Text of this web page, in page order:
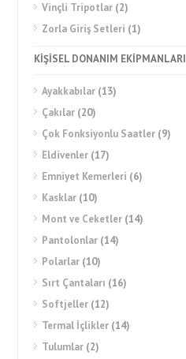
Vinçli Tripotlar (2)
Zorla Giriş Setleri (1)
KİŞİSEL DONANIM EKİPMANLARI
Ayakkabılar (13)
Çakılar (20)
Çok Fonksiyonlu Saatler (9)
Eldivenler (17)
Emniyet Kemerleri (6)
Kasklar (10)
Mont ve Ceketler (14)
Pantolonlar (14)
Polarlar (10)
Sırt Çantaları (16)
Softjeller (12)
Termal İçlikler (14)
Tulumlar (2)